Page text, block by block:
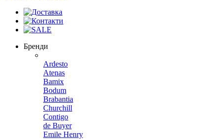
Бренди
Ardesto
Atenas
Bamix
Bodum
Brabantia
Churchill
Contigo
de Buyer
Emile Henry